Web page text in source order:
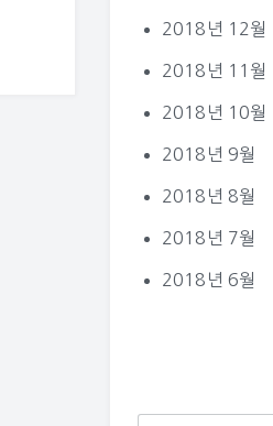
2018년 12월
2018년 11월
2018년 10월
2018년 9월
2018년 8월
2018년 7월
2018년 6월